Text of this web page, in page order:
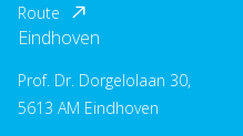
Route
Eindhoven
Prof. Dr. Dorgelolaan 30,
5613 AM Eindhoven